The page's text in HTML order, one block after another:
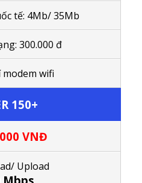
tế: 4Mb/ 35Mb
300.000 đ
wifi
150+
VNĐ
Upload